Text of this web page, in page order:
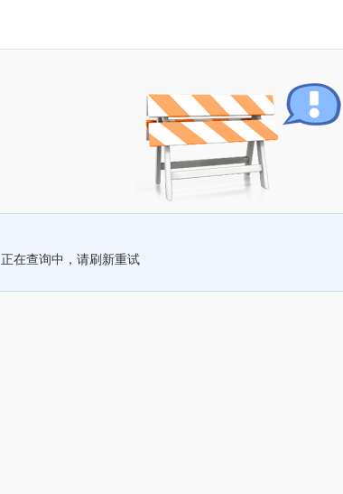
正在查询中，请刷新重试